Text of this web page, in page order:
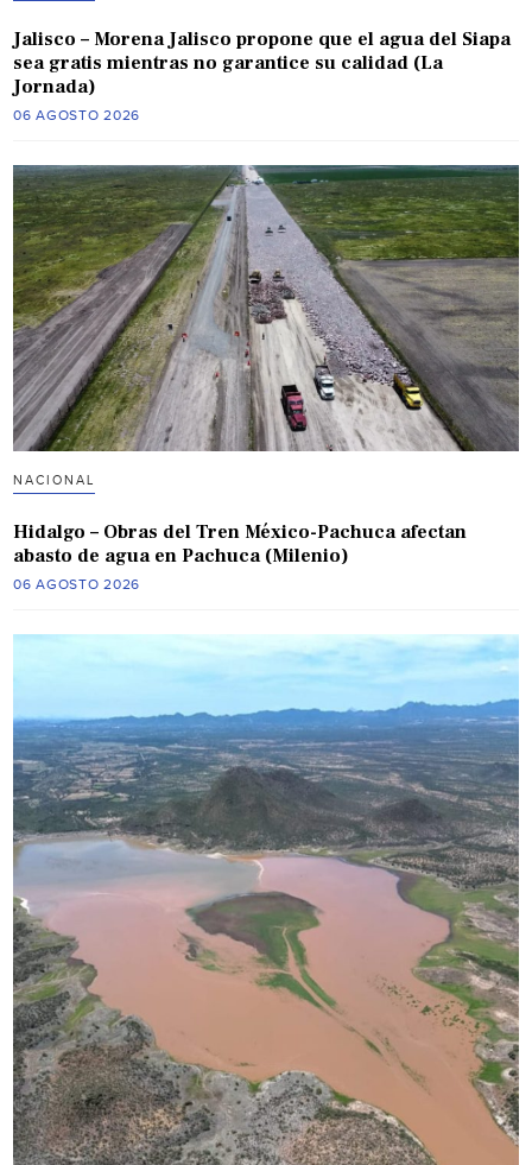
Jalisco – Morena Jalisco propone que el agua del Siapa
sea gratis mientras no garantice su calidad (La
Jornada)
06 AGOSTO 2026
NACIONAL
Hidalgo – Obras del Tren México-Pachuca afectan
abasto de agua en Pachuca (Milenio)
06 AGOSTO 2026